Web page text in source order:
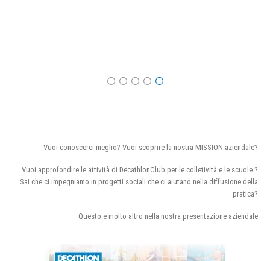
Vuoi conoscerci meglio? Vuoi scoprire la nostra MISSION aziendale?
Vuoi approfondire le attività di DecathlonClub per le colletività e le scuole ?
Sai che ci impegniamo in progetti sociali che ci aiutano nella diffusione della
pratica?
Questo e molto altro nella nostra presentazione aziendale